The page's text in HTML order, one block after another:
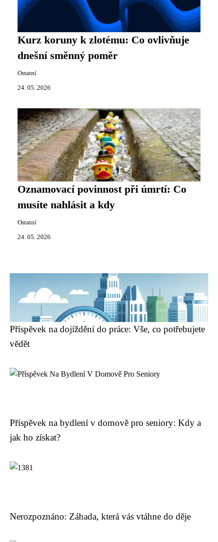
Kurz koruny k zlotému: Co ovlivňuje
dnešní směnný poměr
Ostatní
24. 05. 2026
Oznamovací povinnost při úmrtí: Co
musíte nahlásit a kdy
Ostatní
24. 05. 2026
Příspěvek na dojíždění do práce: Vše, co potřebujete
vědět
Příspěvek na bydlení v domově pro seniory: Kdy a
jak ho získat?
Nerozpoznáno: Záhada, která vás vtáhne do děje